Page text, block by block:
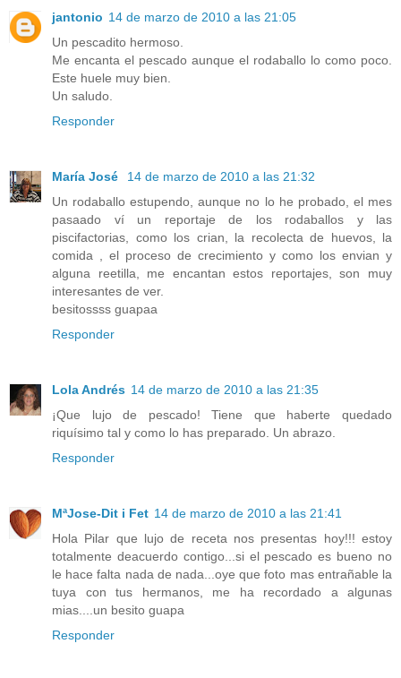
jantonio 14 de marzo de 2010 a las 21:05
Un pescadito hermoso.
Me encanta el pescado aunque el rodaballo lo como poco.
Este huele muy bien.
Un saludo.
Responder
María José
14 de marzo de 2010 a las 21:32
Un rodaballo estupendo, aunque no lo he probado, el mes
pasaado ví un reportaje de los rodaballos y las
piscifactorias, como los crian, la recolecta de huevos, la
comida , el proceso de crecimiento y como los envian y
alguna reetilla, me encantan estos reportajes, son muy
interesantes de ver.
besitossss guapaa
Responder
Lola Andrés 14 de marzo de 2010 a las 21:35
¡Que lujo de pescado! Tiene que haberte quedado
riquísimo tal y como lo has preparado. Un abrazo.
Responder
MªJose-Dit i Fet 14 de marzo de 2010 a las 21:41
Hola Pilar que lujo de receta nos presentas hoy!!! estoy
totalmente deacuerdo contigo...si el pescado es bueno no
le hace falta nada de nada...oye que foto mas entrañable la
tuya con tus hermanos, me ha recordado a algunas
mias....un besito guapa
Responder